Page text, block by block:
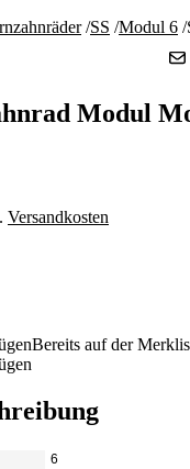
/SS /Modul 6 /
Modul
Versandkosten
Bereits auf der
6